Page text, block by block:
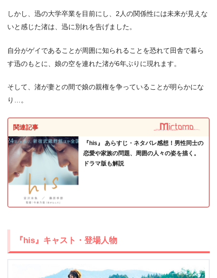
＼＼31日間無料!!お試し解約もOK／／
今すぐ無料でU-NEXTで見る
出典:U-NEXT
しかし、迅の大学卒業を目前にし、2人の関係性には未来が見えな
いと感じた渚は、迅に別れを告げました。
自分がゲイであることが周囲に知られることを恐れて田舎で暮ら
す迅のもとに、娘の空を連れた渚が6年ぶりに現れます。
そして、渚が妻との間で娘の親権を争っていることが明らかにな
り…。
関連記事
『his』 あらすじ・ネタバレ感想！男性同士の
恋愛や家族の問題、周囲の人々の姿を描く。
ドラマ版も解説
『his』キャスト・登場人物